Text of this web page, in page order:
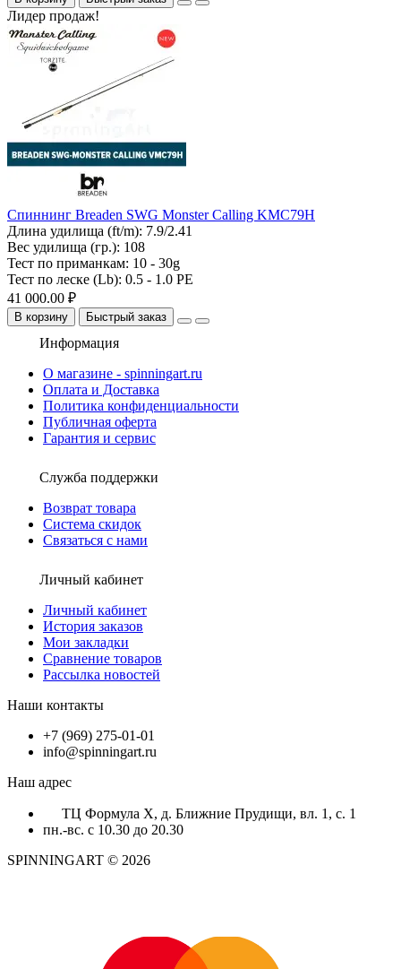
Лидер продаж!
Спиннинг Breaden SWG Monster Calling KMC79H
Длина удилища (ft/m): 7.9/2.41
Вес удилища (гр.): 108
Тест по приманкам: 10 - 30g
Тест по леске (Lb): 0.5 - 1.0 PE
41 000.00 ₽
В корзину Быстрый заказ
Информация
О магазине - spinningart.ru
Оплата и Доставка
Политика конфиденциальности
Публичная оферта
Гарантия и сервис
Служба поддержки
Возврат товара
Система скидок
Связаться с нами
Личный кабинет
Личный кабинет
История заказов
Мои закладки
Сравнение товаров
Рассылка новостей
Наши контакты
+7 (969) 275-01-01
info@spinningart.ru
Наш адрес
ТЦ Формула X, д. Ближние Прудищи, вл. 1, с. 1
пн.-вс. с 10.30 до 20.30
SPINNINGART © 2026